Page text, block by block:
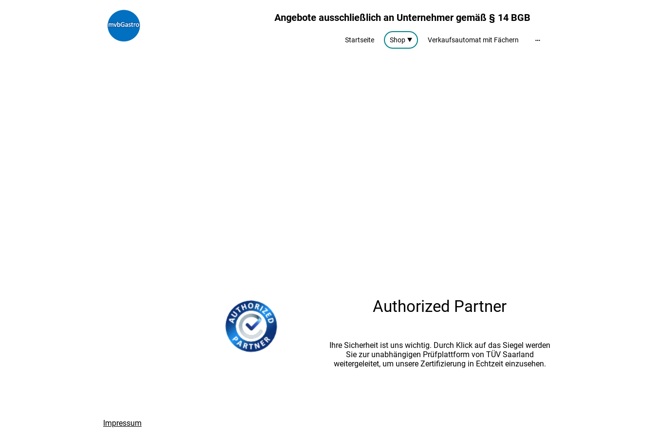
Angebote ausschließlich an Unternehmer gemäß § 14 BGB
Startseite Shop Verkaufsautomat mit Fächern
Authorized Partner
Ihre Sicherheit ist uns wichtig. Durch Klick auf das Siegel werden
Sie zur unabhängigen Prüfplattform von TÜV Saarland
weitergeleitet, um unsere Zertifizierung in Echtzeit einzusehen.
Impressum